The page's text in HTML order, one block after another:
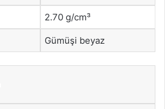
2.70 g/cm³
Gümüşi beyaz